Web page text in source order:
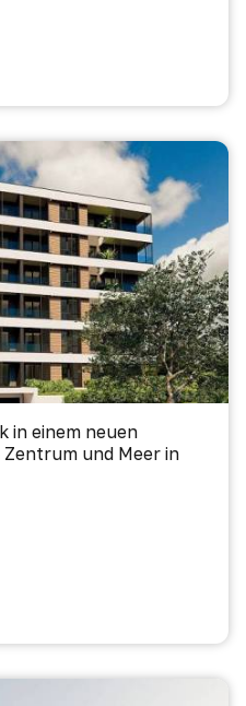
in einem neuen
Zentrum und Meer in